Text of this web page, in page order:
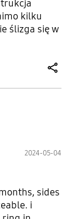
kilku
ślizga się w
2024-05-04
sides
i